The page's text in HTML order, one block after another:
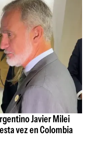
Javier Milei
vez en Colombia